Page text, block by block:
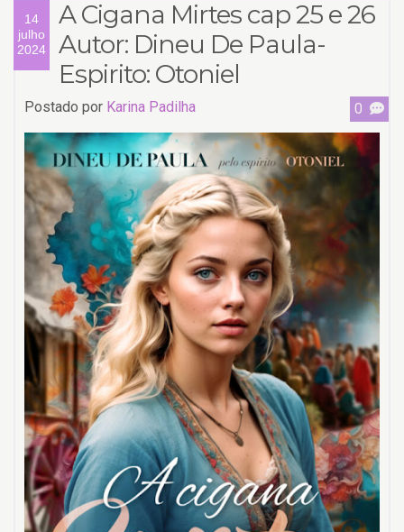
14
julho
2024
A Cigana Mirtes cap 25 e 26
Autor: Dineu De Paula-
Espirito: Otoniel
Postado por Karina Padilha 0